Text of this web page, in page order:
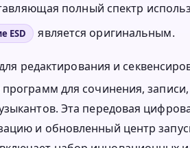
полный спектр
ESD является оригинальным.
редактирования и
для сочинения,
Эта передовая
и обновленный центр